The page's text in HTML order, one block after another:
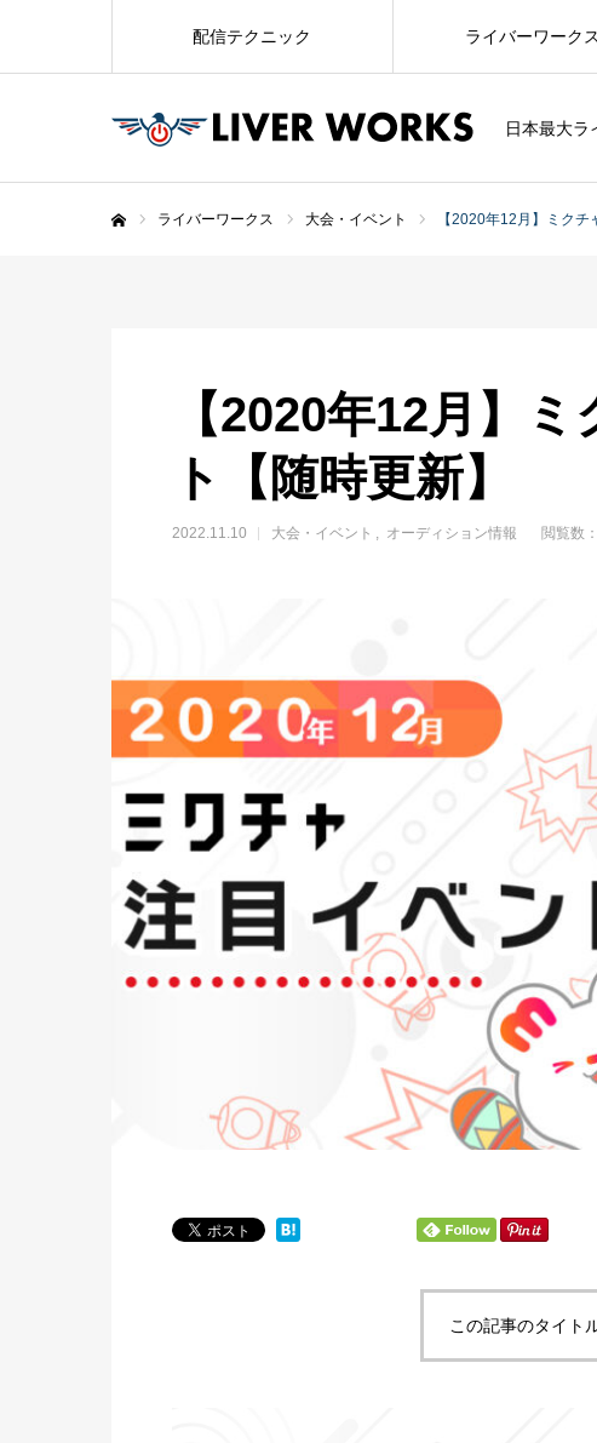
日本最大ラ
配信テクニック ライバーワークス
ライバーワークス 大会・イベント 【2020年12月】ミクチ
【2020年12月】
ト【随時更新】
2022.11.10 大会・イベント オーディション情報 閲覧数
この記事のタイト